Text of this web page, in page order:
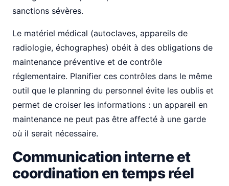
sanctions sévères.
Le matériel médical (autoclaves, appareils de
radiologie, échographes) obéit à des obligations de
maintenance préventive et de contrôle
réglementaire. Planifier ces contrôles dans le même
outil que le planning du personnel évite les oublis et
permet de croiser les informations : un appareil en
maintenance ne peut pas être affecté à une garde
où il serait nécessaire.
Communication interne et
coordination en temps réel